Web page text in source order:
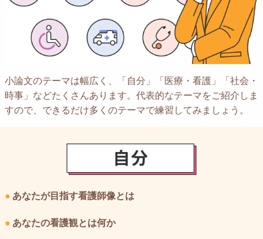
小論文のテーマは幅広く、「自分」「医療・看護」「社会・
時事」などたくさんあります。代表的なテーマをご紹介しま
すので、できるだけ多くのテーマで練習してみましょう。
● あなたが目指す看護師像とは
● あなたの看護観とは何か